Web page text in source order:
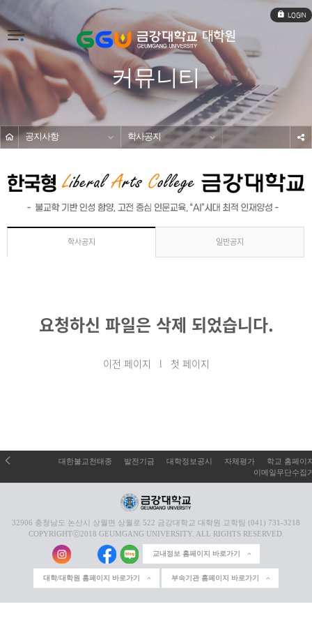
전
체
로
그
커뮤니티
공지사항 학사공지
학사공지 일반공지
요청하신 파일은 삭제 되었습니다.
이전 페이지 l 첫 페이지
대한불교천태종 발전기금 대학정보공시 자체평가
학교 홈페이
이메일무단수집
32906 충청남도 논산시 상월면 상월로 522 금강대학교 대학원 교학팀 (041) 731-3218
COPYRIGHTⓒ2018 GEUMGANG UNIVERSITY. ALL RIGHTS RESERVED.
교내정보 홈페이지 바로가기
대학/대학원 홈페이지 바로가기 부속기관 홈페이지 바로가기